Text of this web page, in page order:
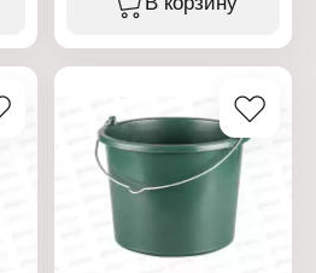
транспортировки воды и
оснащено ручкой, для
более удобной
взвешивания.
Характеристики:
Производитель: ЗПИ
Альтернатива
Артикул: М7733
Серия: "Эконом"
Тип товара: Ведро